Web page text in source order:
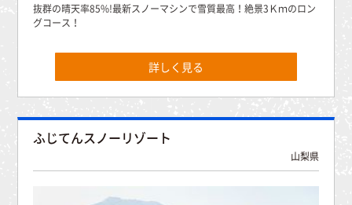
抜群の晴天率85%!最新スノーマシンで雪質最高！絶景3Ｋｍのロン
グコース！
詳しく見る
ふじてんスノーリゾート
山梨県